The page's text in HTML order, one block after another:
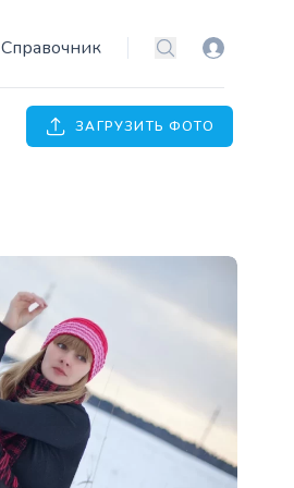
Справочник Поиск Вход
ЗАГРУЗИТЬ ФОТО